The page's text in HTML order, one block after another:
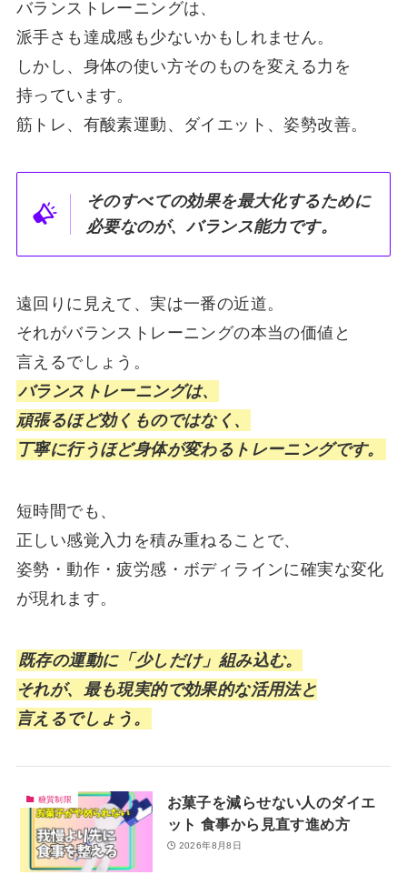
バランストレーニングは、
派手さも達成感も少ないかもしれません。
しかし、身体の使い方そのものを変える力を
持っています。
筋トレ、有酸素運動、ダイエット、姿勢改善。
そのすべての効果を最大化するために
必要なのが、バランス能力です。
遠回りに見えて、実は一番の近道。
それがバランストレーニングの本当の価値と
言えるでしょう。
バランストレーニングは、
頑張るほど効くものではなく、
丁寧に行うほど身体が変わるトレーニングです。
短時間でも、
正しい感覚入力を積み重ねることで、
姿勢・動作・疲労感・ボディラインに確実な変化
が現れます。
既存の運動に「少しだけ」組み込む。
それが、最も現実的で効果的な活用法と
言えるでしょう。
糖質制限
お菓子を減らせない人のダイエ
ット 食事から見直す進め方
2026年8月8日